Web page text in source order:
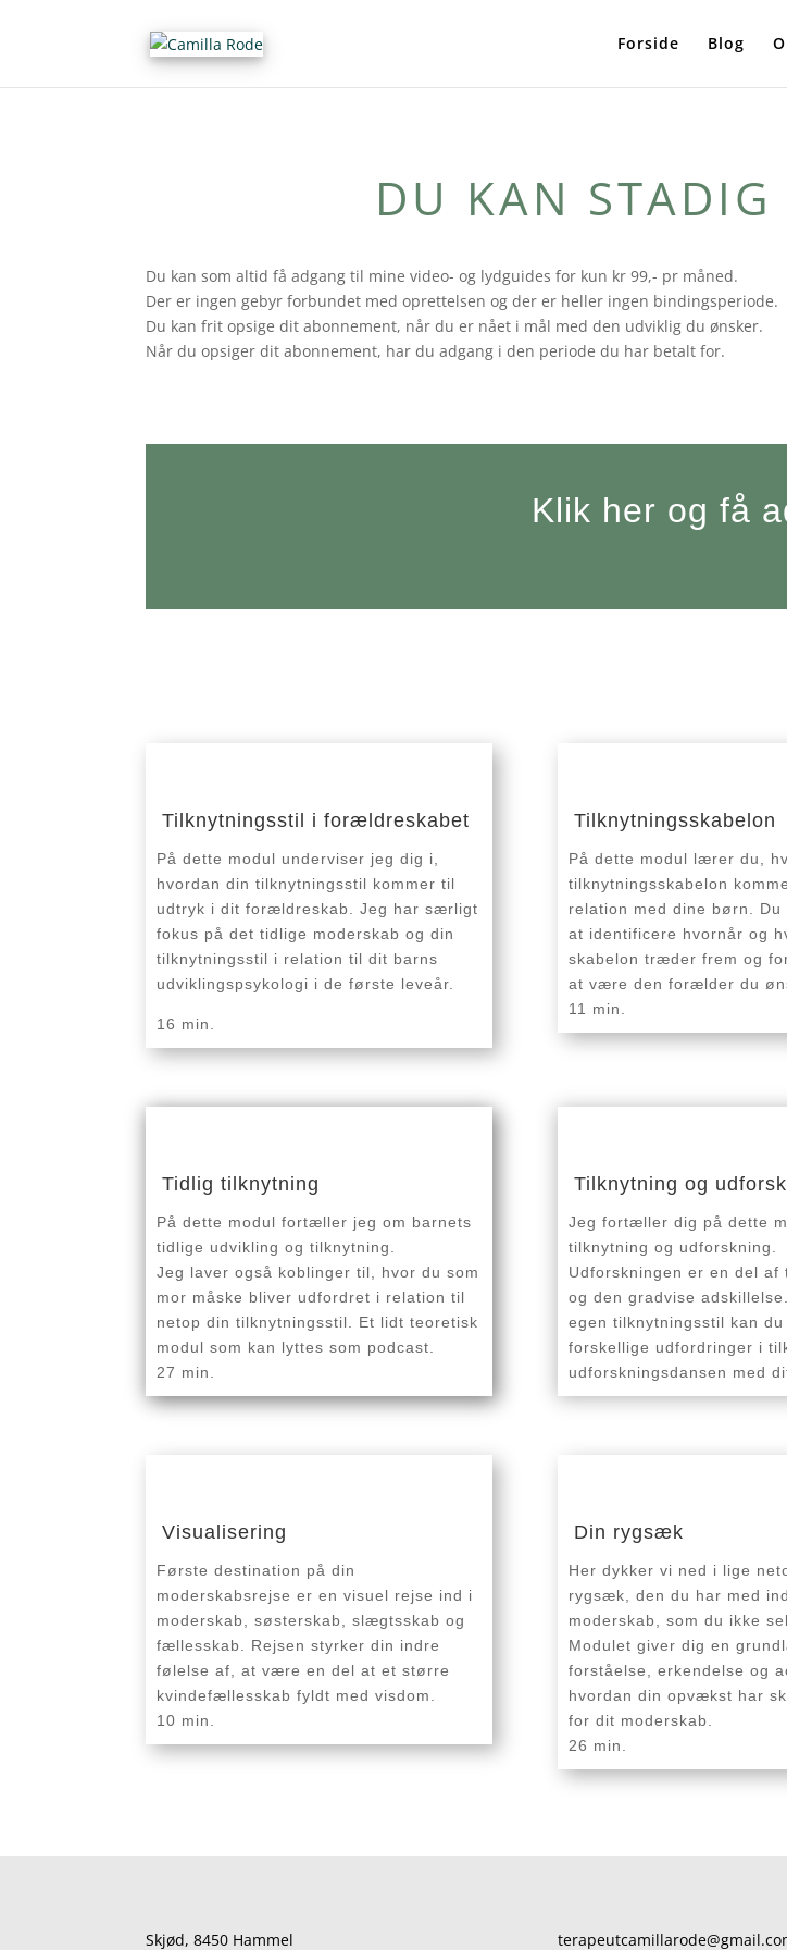
Forside Blog
DU KAN
Du kan som altid få adgang til mine video- og lydguides for kun kr 99,- pr måned.
Der er ingen gebyr forbundet med oprettelsen og der er heller ingen bindingsperiode.
Du kan frit opsige dit abonnement, når du er nået i mål med den udviklig du ønsker.
Når du opsiger dit abonnement, har du adgang i den periode du har betalt for.
Klik her og få
Tilknytningsstil i forældreskabet
På dette modul underviser jeg dig i,
hvordan din tilknytningsstil kommer til
udtryk i dit forældreskab. Jeg har særligt
fokus på det tidlige moderskab og din
tilknytningsstil i relation til dit barns
udviklingspsykologi i de første leveår.
16 min.
Tilknytningsskabelon
På dette modul lærer du,
tilknytningsskabelon
relation med dine børn.
at identificere hvornår og
skabelon træder frem og
at være den forælder du
11 min.
Tidlig tilknytning
På dette modul fortæller jeg om barnets
tidlige udvikling og tilknytning.
Jeg laver også koblinger til, hvor du som
mor måske bliver udfordret i relation til
netop din tilknytningsstil. Et lidt teoretisk
modul som kan lyttes som podcast.
27 min.
Tilknytning og
Jeg fortæller dig på dette
tilknytning og udforskning.
Udforskningen er en del af
og den gradvise
egen tilknytningsstil kan du
forskellige udfordringer i
udforskningsdansen med
Visualisering
Første destination på din
moderskabsrejse er en visuel rejse ind i
moderskab, søsterskab, slægtsskab og
fællesskab. Rejsen styrker din indre
følelse af, at være en del at et større
kvindefællesskab fyldt med visdom.
10 min.
Din rygsæk
Her dykker vi ned i lige
rygsæk, den du har med
moderskab, som du ikke
Modulet giver dig en
forståelse, erkendelse og
hvordan din opvækst har
for dit moderskab.
26 min.
Skjød, 8450 Hammel